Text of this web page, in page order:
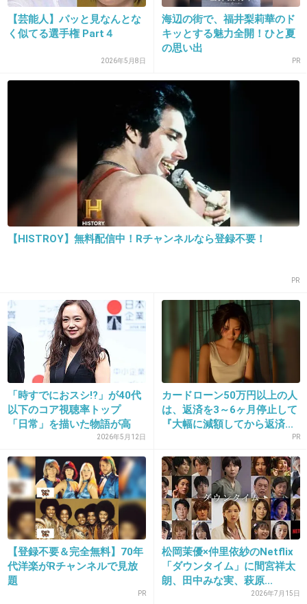
2026/06/03(水) 13:53:48
中学生のころに八日目の蝉を見て永作さんを知
ったんだけど、何年たってもずっと可愛いよ
-7
18. 匿名 2026/06/03(水) 13:53:51
>>1
顔、丸い
+27 -2
19. 匿名 2026/06/03(水) 13:53:52
COCOも全員いなくなってしまったし（三浦理
恵子も）…
あの当時のアイドルでは唯一の生き残りだね
【芸能人】パッと見なんとな
く似てる選手権 Part４
2026年5月8日
海辺の街で、福井梨莉華のド
キッとする魅力全開！ひと夏
の思い出
PR
【HISTROY】無料配信中！Rチャンネルなら登録不要！
PR
「時すでにおスシ!?」が40代
以下のコア視聴率トップ
「日常」を描いた物語が高
2026年5月12日
カードローン50万円以上の人
は、返済を3～6ヶ月停止して
『大幅に減額してから返済...
PR
【登録不要＆完全無料】70年
代洋楽がRチャンネルで見放
題
PR
松岡茉優×仲里依紗のNetflix
「ダウンタイム」に間宮祥太
朗、田中みな実、萩原...
2026年7月15日